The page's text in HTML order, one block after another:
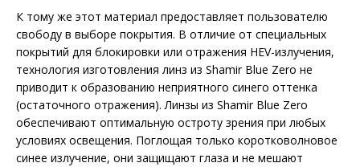
К тому же этот материал предоставляет пользователю
свободу в выборе покрытия. В отличие от специальных
покрытий для блокировки или отражения HEV-излучения,
технология изготовления линз из Shamir Blue Zero не
приводит к образованию неприятного синего оттенка
(остаточного отражения). Линзы из Shamir Blue Zero
обеспечивают оптимальную остроту зрения при любых
условиях освещения. Поглощая только коротковолновое
синее излучение, они защищают глаза и не мешают